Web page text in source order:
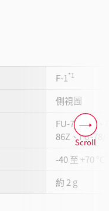
F-1 *1
側視圖
FU-77V/77、
86Z、FU-78/
-40 至 +70 °C
約 2 g
Scroll